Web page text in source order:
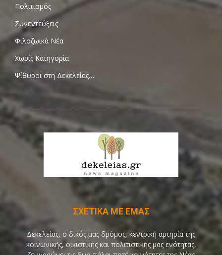
Πολιτισμός
Συνεντεύξεις
Φιλοζωικά Νέα
Χωρίς Κατηγορία
Ψίθυροι στη Δεκελείας…
ΣΧΕΤΙΚΑ ΜΕ ΕΜΑΣ
Δεκελείας, ο δικός μας δρόμος, κεντρική αρτηρία της
κοινωνικής, οικιστικής και πολιτιστικής μας ενότητας,